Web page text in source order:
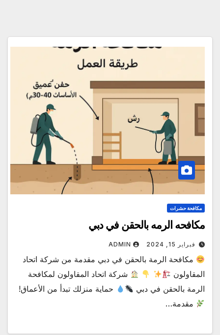
مكافحة حشرات
مكافحه الرمه بالحقن في دبي
فبراير 15, 2024 ADMIN
مكافحة الرمة بالحقن في دبي مقدمة من شركة اتحاد
المقاولون
شركة اتحاد المقاولون لمكافحة
الرمة بالحقن في دبي
حماية منزلك تبدأ من الأعماق!
مقدمة…